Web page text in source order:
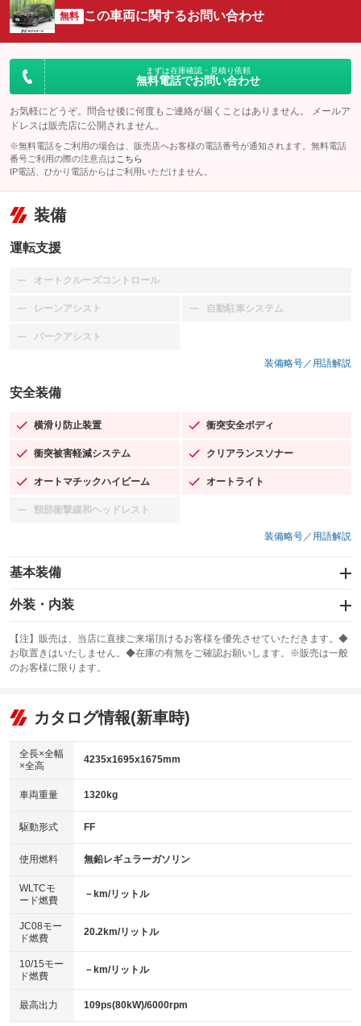
無料 この車両に関するお問い合わせ
まずは在庫確認・見積り依頼
無料電話でお問い合わせ
お気軽にどうぞ。問合せ後に何度もご連絡が届くことはありません。 メールア
ドレスは販売店に公開されません。
※無料電話をご利用の場合は、販売店へお客様の電話番号が通知されます。無料電話
番号ご利用の際の注意点は こちら
IP電話、ひかり電話からはご利用いただけません。
装備
運転支援
オートクルーズコントロール
：装備なし
レーンアシスト
：装備なし 自動駐車システム
：装備なし
パークアシスト
：装備なし
装備略号／用語解説
安全装備
横滑り防止装置
：装備あり 衝突安全ボディ
：装備あり
衝突被害軽減システム
：装備あり クリアランスソナー
：装備あり
オートマチックハイビーム
：装備あり オートライト
：装備あり
頸部衝撃緩和ヘッドレスト
：装備なし
装備略号／用語解説
基本装備
エアバッグ：運転席/助手席/サイド
：装備あり
：装備あり
サンルーフ
：装備なし ABS
リフトアップ
：装備なし
：装備なし
パワーウィンドウ
アイドリングストップ
：装備なし
USB入力端子
：装備なし
100V電源
：装備なし
センターデフロック
：装備なし
電動格納ミラー
：装備あり
外装・内装
カーナビ：SDナビ
：装備あり
TV：フルセグ
：装備あり
ビジュアル
：装備なし
：装備あり
革シート
キーレス
HID(キセノンライト)
：装備なし
バックカメラ
：装備あり
エアロ
：装備なし
：装備なし
パワーシート
ベンチシート
：装備なし
チップアップシート
：装備なし
【注】販売は、当店に直接ご来場頂けるお客様を優先させていただきます。◆
お取置きはいたしません。◆在庫の有無をご確認お願いします。※販売は一般
のお客様に限ります。
カタログ情報(新車時)
全長×全幅
×全高
4235x1695x1675mm
車両重量 1320kg
駆動形式 FF
使用燃料 無鉛レギュラーガソリン
WLTCモ
ード燃費
－km/リットル
JC08モー
ド燃費
20.2km/リットル
10/15モー
ド燃費
－km/リットル
最高出力 109ps(80kW)/6000rpm